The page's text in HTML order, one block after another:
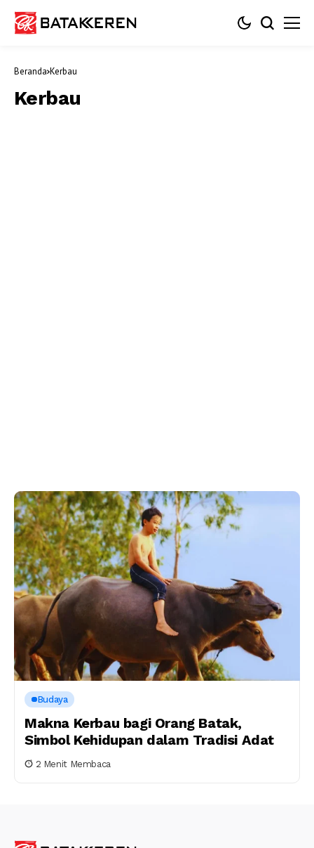
Beranda Kerbau
Kerbau
Budaya
Makna Kerbau bagi Orang Batak,
Simbol Kehidupan dalam Tradisi Adat
2 Menit Membaca